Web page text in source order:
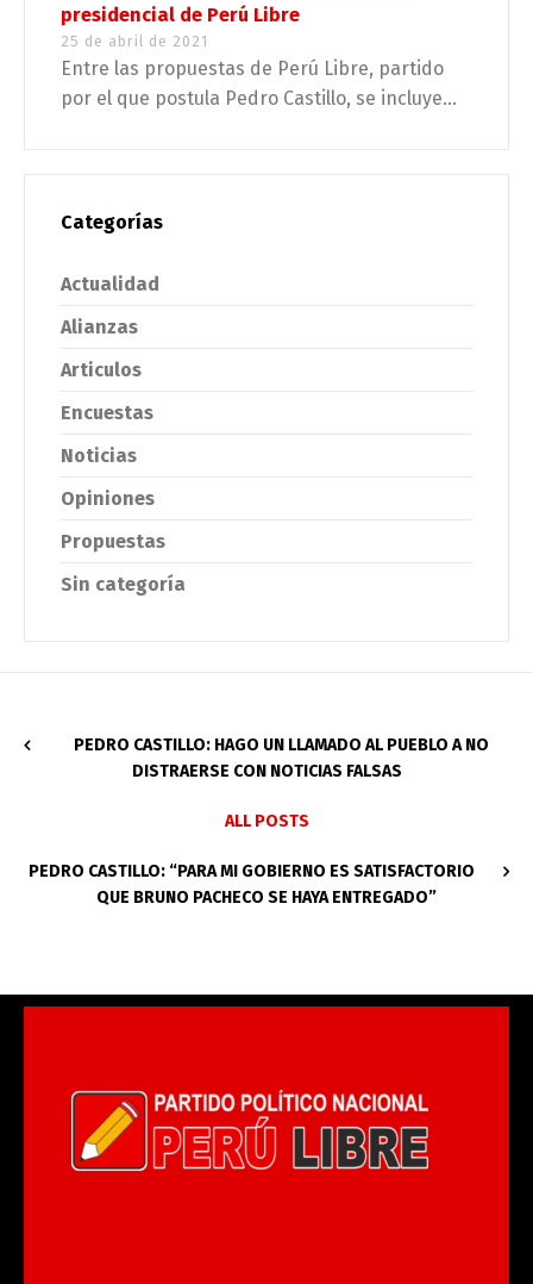
presidencial de Perú Libre
25 de abril de 2021
Entre las propuestas de Perú Libre, partido
por el que postula Pedro Castillo, se incluye...
Categorías
Actualidad
Alianzas
Articulos
Encuestas
Noticias
Opiniones
Propuestas
Sin categoría
PEDRO CASTILLO: HAGO UN LLAMADO AL PUEBLO A NO
DISTRAERSE CON NOTICIAS FALSAS
ALL POSTS
PEDRO CASTILLO: “PARA MI GOBIERNO ES SATISFACTORIO
QUE BRUNO PACHECO SE HAYA ENTREGADO”